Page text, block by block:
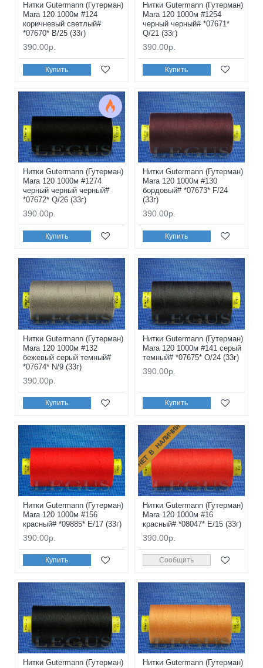
Нитки Gutermann (Гутерман)
Mara 120 1000м #124
коричневый светлый#
*07670* B/25 (33г)
390.00р.
Купить
Нитки Gutermann (Гутерман)
Mara 120 1000м #1254
черный черный# *07671*
Q/21 (33г)
390.00р.
Купить
Нитки Gutermann (Гутерман)
Mara 120 1000м #1274
черный черный черный#
*07672* Q/26 (33г)
390.00р.
Купить
Нитки Gutermann (Гутерман)
Mara 120 1000м #130
бордовый# *07673* F/24
(33г)
390.00р.
Купить
Нитки Gutermann (Гутерман)
Mara 120 1000м #132
бежевый серый темный#
*07674* N/9 (33г)
390.00р.
Купить
Нитки Gutermann (Гутерман)
Mara 120 1000м #141 серый
темный# *07675* O/24 (33г)
390.00р.
Купить
Нитки Gutermann (Гутерман)
Mara 120 1000м #156
красный# *09885* E/17 (33г)
390.00р.
Купить
НЕТ В НАЛИЧИИ
Нитки Gutermann (Гутерман)
Mara 120 1000м #16
красный# *08047* E/15 (33г)
390.00р.
Сообщить
Нитки Gutermann (Гутерман)
Нитки Gutermann (Гутерман)